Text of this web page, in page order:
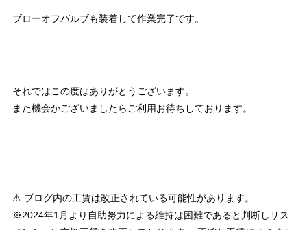
ブローオフバルブも装着して作業完了です。
それではこの度はありがとうございます。
また機会かございましたらご利用お待ちしております。
⚠ ブログ内の工賃は改正されている可能性があります。
※2024年1月より自助努力による維持は困難であると判断しサス